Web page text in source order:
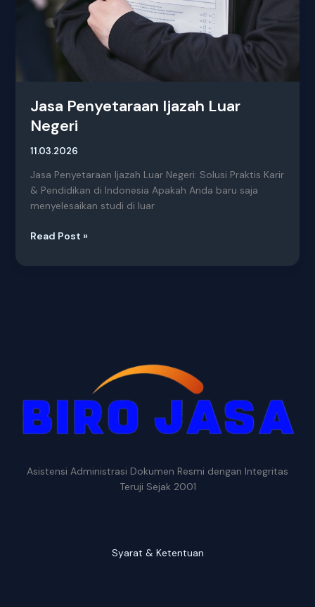
Jasa Penyetaraan Ijazah Luar
Negeri
11.03.2026
Jasa Penyetaraan Ijazah Luar Negeri: Solusi Praktis Karir
& Pendidikan di Indonesia Apakah Anda baru saja
menyelesaikan studi di luar
Read Post »
Asistensi Administrasi Dokumen Resmi dengan Integritas
Teruji Sejak 2001
Syarat & Ketentuan